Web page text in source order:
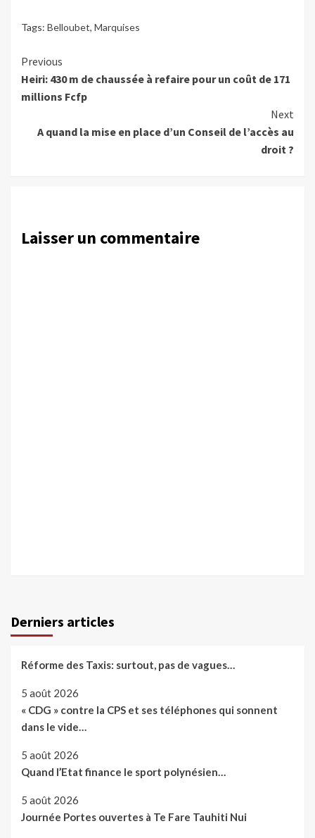
Tags: Belloubet, Marquises
Continue
Reading
Previous
Heiri: 430 m de chaussée à refaire pour un coût de 171
millions Fcfp
Next
A quand la mise en place d’un Conseil de l’accès au
droit ?
Laisser un commentaire
Derniers articles
Réforme des Taxis: surtout, pas de vagues…
5 août 2026
« CDG » contre la CPS et ses téléphones qui sonnent
dans le vide…
5 août 2026
Quand l’Etat finance le sport polynésien…
5 août 2026
Journée Portes ouvertes à Te Fare Tauhiti Nui